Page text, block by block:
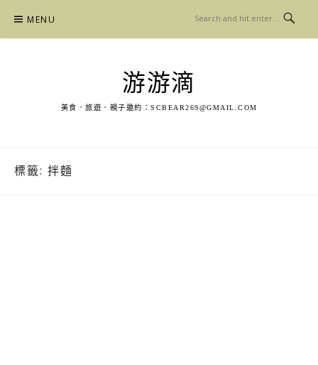
content
MENU
游游滴
美食．旅遊．親子邀約： SCBEAR269@GMAIL.COM
標籤: 拌麵